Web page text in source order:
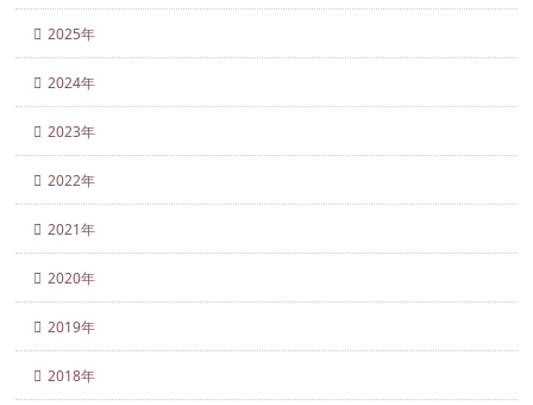
2025年
2024年
2023年
2022年
2021年
2020年
2019年
2018年